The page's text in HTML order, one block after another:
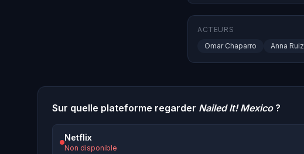
ACTEURS
Omar Chaparro
Anna Ruiz
Sur quelle plateforme regarder Nailed It! Mexico?
Netflix
Non disponible